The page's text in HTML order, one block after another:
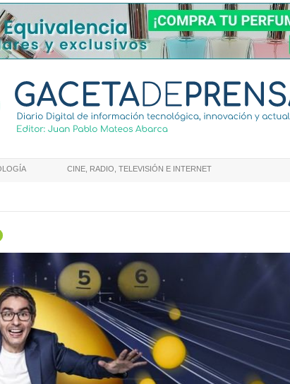
CINE, RADIO, TELEVISIÓN E INTERNET